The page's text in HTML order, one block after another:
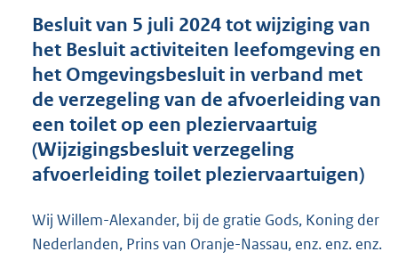
d
s
g
r
o
o
t
e
1
6
Besluit van 5 juli 2024 tot wijziging van
het Besluit activiteiten leefomgeving en
het Omgevingsbesluit in verband met
de verzegeling van de afvoerleiding van
een toilet op een pleziervaartuig
(Wijzigingsbesluit verzegeling
afvoerleiding toilet pleziervaartuigen)
Wij Willem-Alexander, bij de gratie Gods, Koning der
Nederlanden, Prins van Oranje-Nassau, enz. enz. enz.